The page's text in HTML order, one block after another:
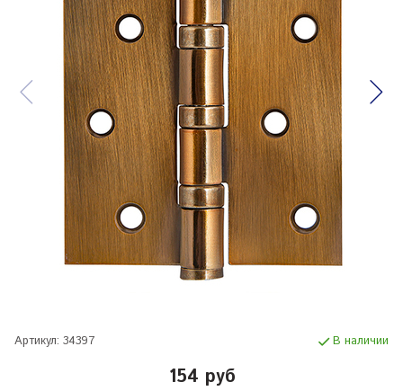
Артикул: 34397 В наличии
154 руб